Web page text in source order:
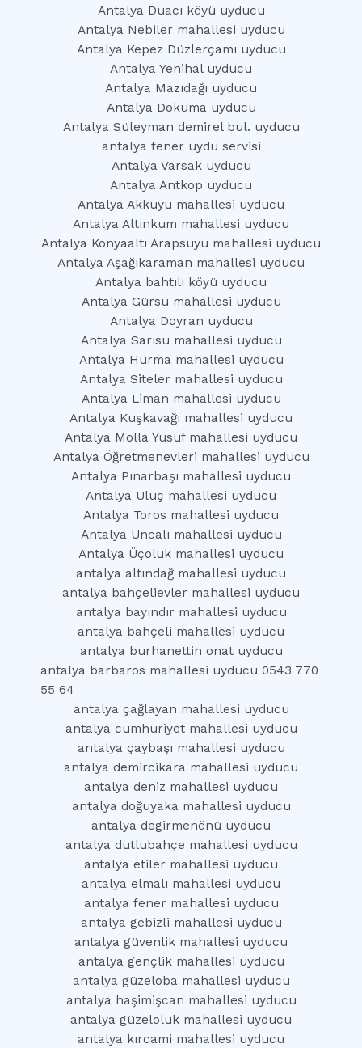
Antalya Duacı köyü uyducu
Antalya Nebiler mahallesi uyducu
Antalya Kepez Düzlerçamı uyducu
Antalya Yenihal uyducu
Antalya Mazıdağı uyducu
Antalya Dokuma uyducu
Antalya Süleyman demirel bul. uyducu
antalya fener uydu servisi
Antalya Varsak uyducu
Antalya Antkop uyducu
Antalya Akkuyu mahallesi uyducu
Antalya Altınkum mahallesi uyducu
Antalya Konyaaltı Arapsuyu mahallesi uyducu
Antalya Aşağıkaraman mahallesi uyducu
Antalya bahtılı köyü uyducu
Antalya Gürsu mahallesi uyducu
Antalya Doyran uyducu
Antalya Sarısu mahallesi uyducu
Antalya Hurma mahallesi uyducu
Antalya Siteler mahallesi uyducu
Antalya Liman mahallesi uyducu
Antalya Kuşkavağı mahallesi uyducu
Antalya Molla Yusuf mahallesi uyducu
Antalya Öğretmenevleri mahallesi uyducu
Antalya Pınarbaşı mahallesi uyducu
Antalya Uluç mahallesi uyducu
Antalya Toros mahallesi uyducu
Antalya Uncalı mahallesi uyducu
Antalya Üçoluk mahallesi uyducu
antalya altındağ mahallesi uyducu
antalya bahçelievler mahallesi uyducu
antalya bayındır mahallesi uyducu
antalya bahçeli mahallesi uyducu
antalya burhanettin onat uyducu
antalya barbaros mahallesi uyducu 0543 770
55 64
antalya çağlayan mahallesi uyducu
antalya cumhuriyet mahallesi uyducu
antalya çaybaşı mahallesi uyducu
antalya demircikara mahallesi uyducu
antalya deniz mahallesi uyducu
antalya doğuyaka mahallesi uyducu
antalya degirmenönü uyducu
antalya dutlubahçe mahallesi uyducu
antalya etiler mahallesi uyducu
antalya elmalı mahallesi uyducu
antalya fener mahallesi uyducu
antalya gebizli mahallesi uyducu
antalya güvenlik mahallesi uyducu
antalya gençlik mahallesi uyducu
antalya güzeloba mahallesi uyducu
antalya haşimişcan mahallesi uyducu
antalya güzeloluk mahallesi uyducu
antalya kırcami mahallesi uyducu